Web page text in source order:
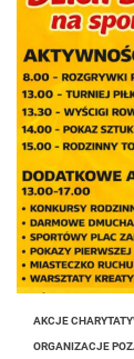
AKCJE
ORGANIZACJE